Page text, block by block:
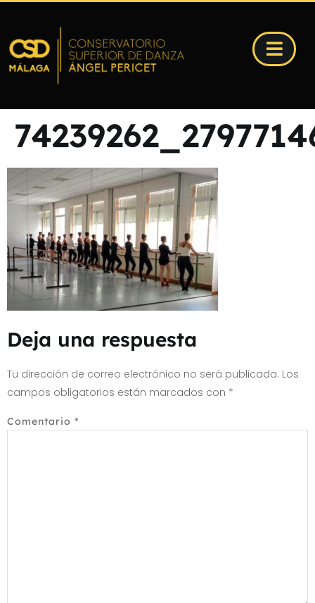
Deja una respuesta
Tu dirección de correo electrónico no será publicada. Los
campos obligatorios están marcados con *
Comentario *